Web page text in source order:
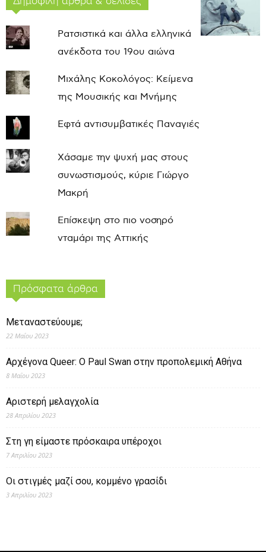
Ρατσιστικά και άλλα ελληνικά
ανέκδοτα του 19ου αιώνα
Μιχάλης Κοκολόγος: Κείμενα
της Μουσικής και Μνήμης
Εφτά αντισυμβατικές Παναγιές
Χάσαμε την ψυχή μας στους
συνωστισμούς, κύριε Γιώργο
Μακρή
Επίσκεψη στο πιο νοσηρό
νταμάρι της Αττικής
Πρόσφατα άρθρα
Μεταναστεύουμε;
22 Μαΐου 2023
Αρχέγονα Queer: O Paul Swan στην προπολεμική Αθήνα
8 Μαΐου 2023
Αριστερή μελαγχολία
28 Απριλίου 2023
Στη γη είμαστε πρόσκαιρα υπέροχοι
7 Απριλίου 2023
Οι στιγμές μαζί σου, κομμένο γρασίδι
3 Απριλίου 2023